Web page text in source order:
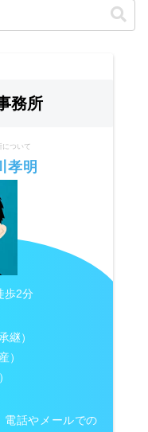
務所
について
明
歩2分
継）
）
電話やメールでの